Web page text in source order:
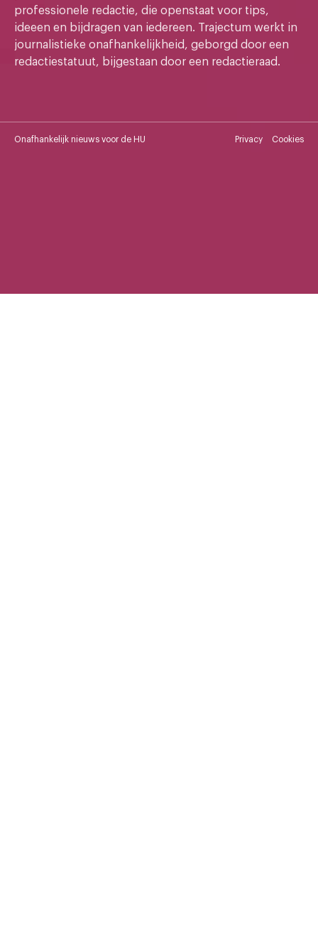
professionele redactie, die openstaat voor tips,
ideeen en bijdragen van iedereen. Trajectum werkt in
journalistieke onafhankelijkheid, geborgd door een
redactiestatuut, bijgestaan door een redactieraad.
Onafhankelijk nieuws voor de HU Privacy Cookies